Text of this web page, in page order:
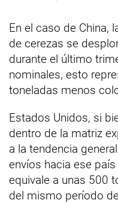
En el caso de China,
de cerezas se
durante el último
nominales, esto
toneladas menos
Estados Unidos, si
dentro de la matriz
a la tendencia
envíos hacia ese
equivale a unas 500
del mismo período